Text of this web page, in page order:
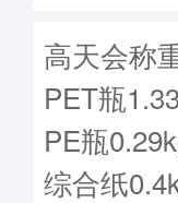
高天会称
PET瓶
PE瓶
综合纸